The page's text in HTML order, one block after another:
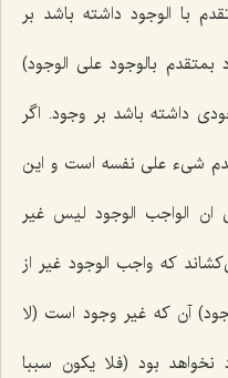
با الوجود داشته باشد بر
بالوجود على الوجود)
داشته باشد بر وجود. اگر
شیء على نفسه است و این
الواجب الوجود لیس غیر
كه واجب الوجود غیر از
آن كه غیر وجود است (لا
بود (فلا یکون سببا